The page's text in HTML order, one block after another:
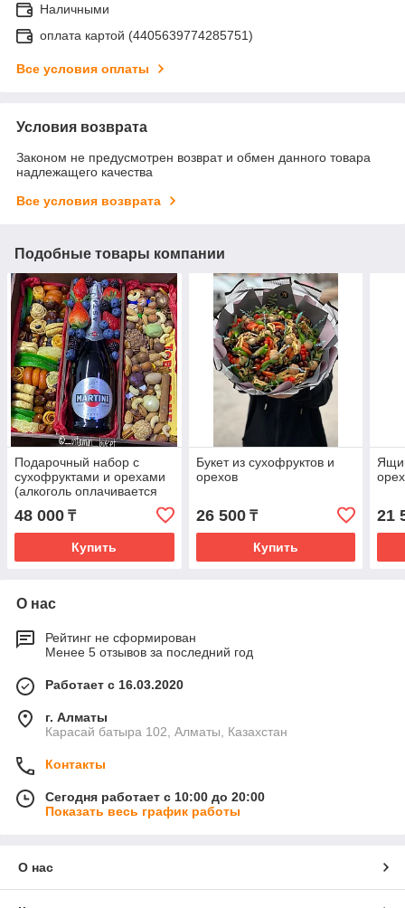
Наличными
оплата картой (4405639774285751)
Все условия оплаты
Условия возврата
Законом не предусмотрен возврат и обмен данного товара
надлежащего качества
Все условия возврата
Подобные товары компании
Подарочный набор с
сухофруктами и орехами
(алкоголь оплачивается
отдельно)
48 000 ₸
Купить
Букет из сухофруктов и
орехов
26 500₸
Купить
21
О нас
Рейтинг не сформирован
Менее 5 отзывов за последний год
Работает с 16.03.2020
г. Алматы
Карасай батыра 102, Алматы, Казахстан
Контакты
Сегодня работает с 10:00 до 20:00
Показать весь график работы
О нас